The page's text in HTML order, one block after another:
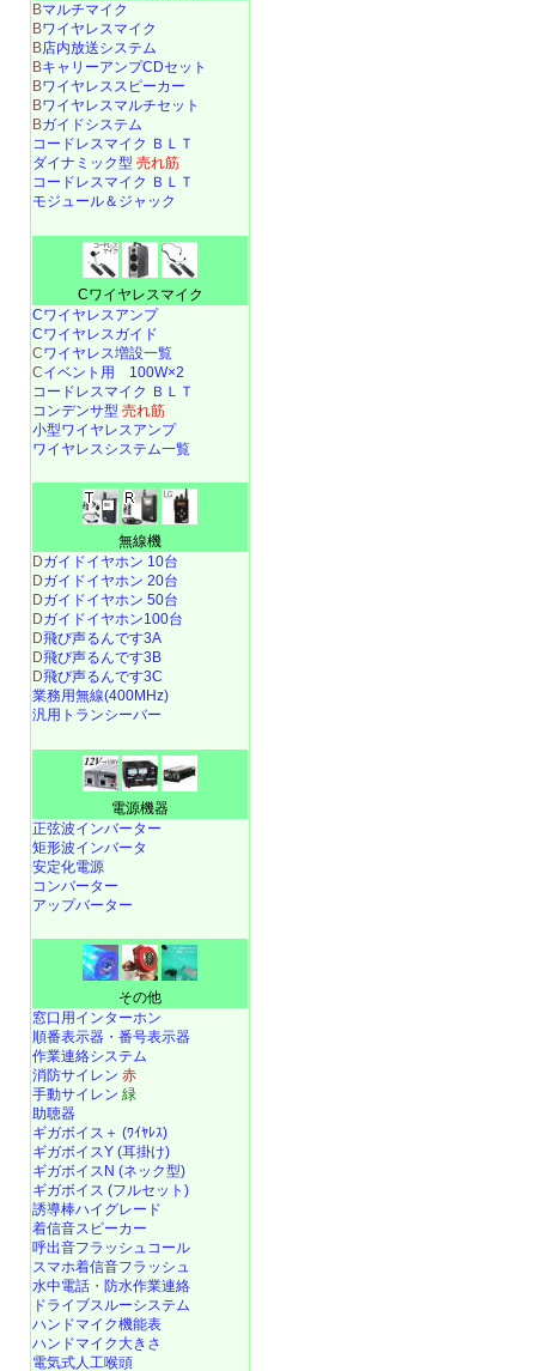
Bマルチマイク
Bワイヤレスマイク
B店内放送システム
BキャリーアンプCDセット
Bワイヤレススピーカー
Bワイヤレスマルチセット
Bガイドシステム
コードレスマイク ＢＬＴ
ダイナミック型 売れ筋
コードレスマイク ＢＬＴ
モジュール＆ジャック
Cワイヤレスマイク
Cワイヤレスアンプ
Cワイヤレスガイド
Cワイヤレス増設一覧
Cイベント用 100W×2
コードレスマイク ＢＬＴ
コンデンサ型 売れ筋
小型ワイヤレスアンプ
ワイヤレスシステム一覧
無線機
Dガイドイヤホン 10台
Dガイドイヤホン 20台
Dガイドイヤホン 50台
Dガイドイヤホン100台
D飛び声るんです3A
D飛び声るんです3B
D飛び声るんです3C
業務用無線(400MHz)
汎用トランシーバー
電源機器
正弦波インバーター
矩形波インバータ
安定化電源
コンバーター
アップバーター
その他
窓口用インターホン
順番表示器・番号表示器
作業連絡システム
消防サイレン 赤
手動サイレン 緑
助聴器
ギガボイス＋ (ﾜｲﾔﾚｽ)
ギガボイスY (耳掛け)
ギガボイスN (ネック型)
ギガボイス (フルセット)
誘導棒ハイグレード
着信音スピーカー
呼出音フラッシュコール
スマホ着信音フラッシュ
水中電話 ・ 防水作業連絡
ドライブスルーシステム
ハンドマイク機能表
ハンドマイク大きさ
電気式人工喉頭